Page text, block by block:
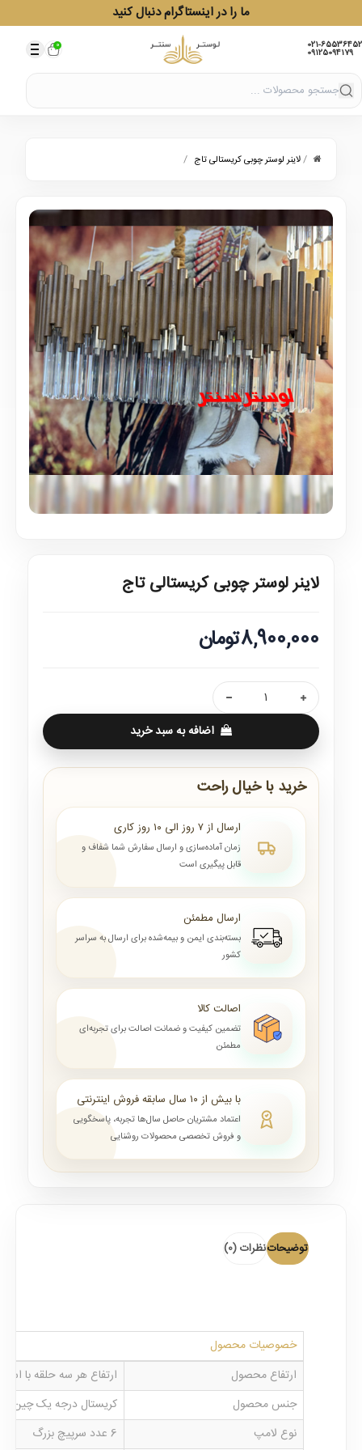
ما را در اینستاگرام دنبال کنید
021-65536452
09125094179
0
/لاینر لوستر چوبی کریستالی تاج /
لاینر لوستر چوبی کریستالی تاج
8,900,000تومان
اضافه به سبد خرید
خرید با خیال راحت
ارسال از ۷ روز الی ۱۰ روز کاری
زمان آماده‌سازی و ارسال سفارش شما شفاف و
قابل پیگیری است
ارسال مطمئن
بسته‌بندی ایمن و بیمه‌شده برای ارسال به سراسر
کشور
اصالت کالا
تضمین کیفیت و ضمانت اصالت برای تجربه‌ای
مطمئن
با بیش از ۱۰ سال سابقه فروش اینترنتی
اعتماد مشتریان حاصل سال‌ها تجربه، پاسخگویی
و فروش تخصصی محصولات روشنایی
توضیحاتنظرات (0)
خصوصیات محصول
ارتفاع محصول
ارتفاع هر سه حلقه با استفاده
جنس محصول
کریستال درجه یک چین
نوع لامپ
6 عدد سرپیچ بزرگ